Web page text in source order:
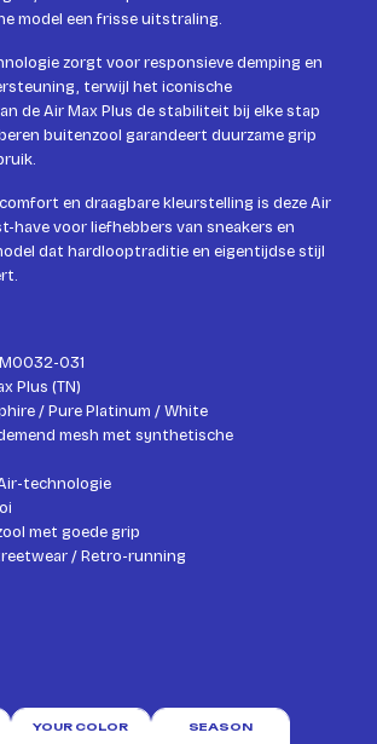
model een frisse uitstraling.
zorgt voor responsieve demping en
terwijl het iconische
de Air Max Plus de stabiliteit bij elke stap
buitenzool garandeert duurzame grip
en draagbare kleurstelling is deze Air
have voor liefhebbers van sneakers en
dat hardlooptraditie en eigentijdse stijl
031
Plus (TN)
/ Pure Platinum / White
mesh met synthetische
technologie
met goede grip
/ Retro-running
YOUR COLOR SEASON